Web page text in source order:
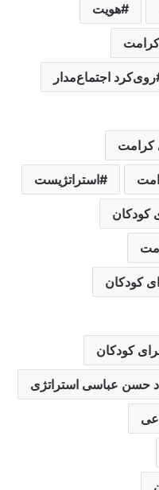
هویت
روی‌کرد اجتماع‌مدار
استراتژیست
کودکان
کودکان
کودکان
حسن عباسی استراتژی